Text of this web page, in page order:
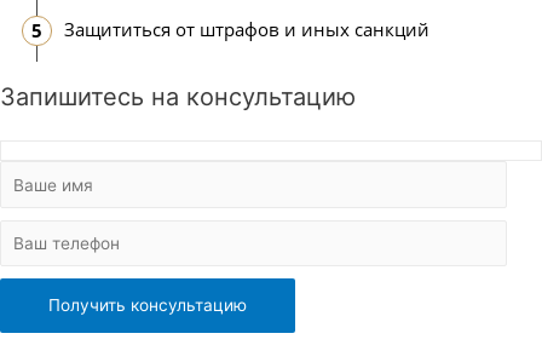
Защититься от штрафов и иных санкций
Запишитесь на консультацию